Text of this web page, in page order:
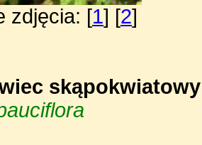
zdjęcia: [1] [2]
skąpokwiatowy